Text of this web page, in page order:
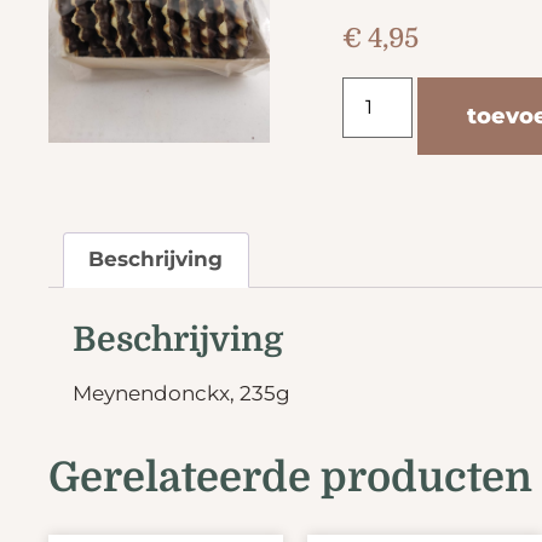
€ 4,95
Beschrijving
Beschrijving
Meynendonckx, 235g
Gerelateerde producten